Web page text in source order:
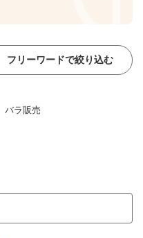
フリーワードで絞り込む
バラ販売